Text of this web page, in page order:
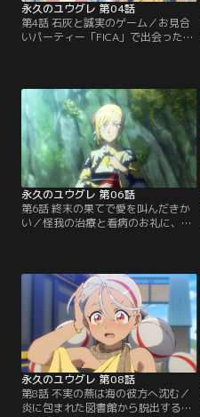
永久のユウグレ 第04話
第4話 石灰と誠実のゲーム／お見合
いパーティー「FICA」で出会ったマ
誘いを受ける。アキラとの比較対象
として、カルクラムとデートへ出か
けるユウグレ。一方、カルクラムの
姉・フィーデスからも“エルシー”を
申し込まれたアキラ。【提供：バン
ダイチャンネル】
永久のユウグレ 第06話
第6話 終末の果てで愛を叫んだきか
い／怪我の治療と看病のお礼に、ユ
ぎこちない雰囲気のまま、定番のデ
ートコースを巡るアキラとユウグ
レ。一方、二人と別行動をとるアモ
ルは、ユウグレに頼まれ、アキラと
ユウグレの二人きりのデートを認め
たものの…。【提供：バンダイチャ
ンネル】
永久のユウグレ 第08話
第8話 不実の燕は海の彼方へ沈む／
炎に包まれた図書館から脱出するア